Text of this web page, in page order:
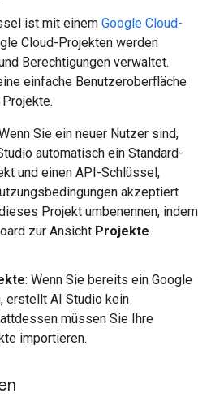
ist mit einem Google Cloud-
Cloud-Projekten werden
Berechtigungen verwaltet.
einfache Benutzeroberfläche
Sie ein neuer Nutzer sind,
automatisch ein Standard-
und einen API-Schlüssel,
akzeptiert
Projekt umbenennen, indem
zur Ansicht Projekte
: Wenn Sie bereits ein Google
erstellt AI Studio kein
müssen Sie Ihre
importieren.